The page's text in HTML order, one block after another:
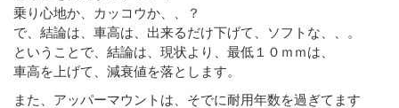
乗り心地か、カッコウか、、？
で、結論は、車高は、出来るだけ下げて、ソフトな、、。
ということで、結論は、現状より、最低１０ｍｍは、
車高を上げて、減衰値を落とします。
また、アッパーマウントは、そでに耐用年数を過ぎてます